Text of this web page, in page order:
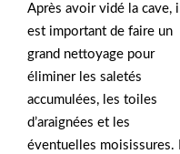
Après avoir vidé la cave, il
est important de faire un
grand nettoyage pour
éliminer les saletés
accumulées, les toiles
d’araignées et les
éventuelles moisissures. Il